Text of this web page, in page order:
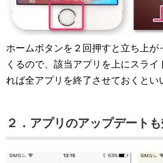
ホームボタンを２回押すと立ち上が
くるので、該当アプリを上にスライ
れば全アプリを終了させておくとい
２．アプリのアップデート